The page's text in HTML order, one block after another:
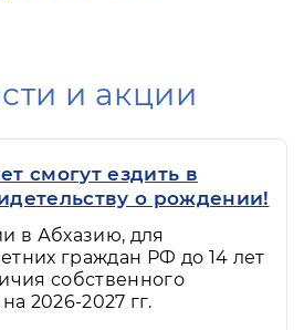
и акции
смогут ездить в
о рождении!
в Абхазию, для
граждан РФ до 14 лет
собственного
2026-2027 гг.